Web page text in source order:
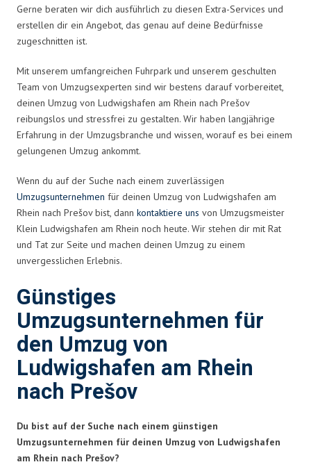
Gerne beraten wir dich ausführlich zu diesen Extra-Services und
erstellen dir ein Angebot, das genau auf deine Bedürfnisse
zugeschnitten ist.
Mit unserem umfangreichen Fuhrpark und unserem geschulten
Team von Umzugsexperten sind wir bestens darauf vorbereitet,
deinen Umzug von Ludwigshafen am Rhein nach Prešov
reibungslos und stressfrei zu gestalten. Wir haben langjährige
Erfahrung in der Umzugsbranche und wissen, worauf es bei einem
gelungenen Umzug ankommt.
Wenn du auf der Suche nach einem zuverlässigen
Umzugsunternehmen für deinen Umzug von Ludwigshafen am
Rhein nach Prešov bist, dann kontaktiere uns von Umzugsmeister
Klein Ludwigshafen am Rhein noch heute. Wir stehen dir mit Rat
und Tat zur Seite und machen deinen Umzug zu einem
unvergesslichen Erlebnis.
Günstiges
Umzugsunternehmen für
den Umzug von
Ludwigshafen am Rhein
nach Prešov
Du bist auf der Suche nach einem günstigen
Umzugsunternehmen für deinen Umzug von Ludwigshafen
am Rhein nach Prešov?